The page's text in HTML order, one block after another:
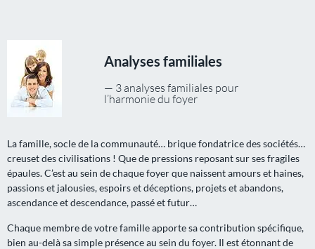
Analyses familiales
— 3 analyses familiales pour
l’harmonie du foyer
La famille, socle de la communauté… brique fondatrice des sociétés…
creuset des civilisations ! Que de pressions reposant sur ses fragiles
épaules. C’est au sein de chaque foyer que naissent amours et haines,
passions et jalousies, espoirs et déceptions, projets et abandons,
ascendance et descendance, passé et futur…
Chaque membre de votre famille apporte sa contribution spécifique,
bien au-delà sa simple présence au sein du foyer. Il est étonnant de